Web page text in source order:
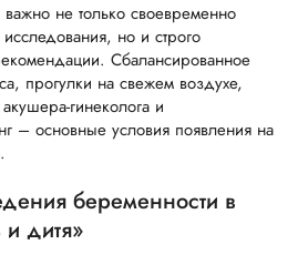
не только своевременно
но и строго
Сбалансированное
прогулки на свежем воздухе,
гинеколога и
– основные условия появления на
беременности в
дитя»